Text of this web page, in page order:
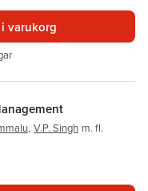
varukorg
, V.P. Singh m. fl.